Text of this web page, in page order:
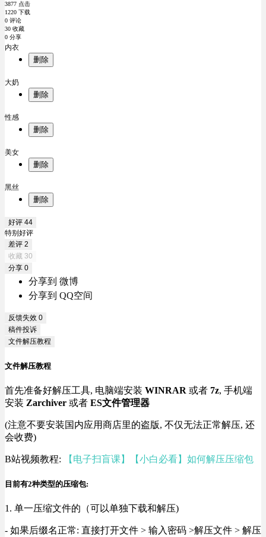
3877 点击
1220 下载
0 评论
30 收藏
0 分享
内衣
删除
大奶
删除
性感
删除
美女
删除
黑丝
删除
好评 44
特别好评
差评 2
收藏 30
分享 0
分享到 微博
分享到 QQ空间
反馈失效 0
稿件投诉
文件解压教程
文件解压教程
首先准备好解压工具, 电脑端安装 WINRAR 或者 7z, 手机端
安装 Zarchiver 或者 ES文件管理器
(注意不要安装国内应用商店里的盗版, 不仅无法正常解压, 还
会收费)
B站视频教程: 【电子扫盲课】【小白必看】如何解压压缩包
目前有2种类型的压缩包:
1. 单一压缩文件的（可以单独下载和解压)
- 如果后缀名正常: 直接打开文件 > 输入密码 >解压文件 > 解压